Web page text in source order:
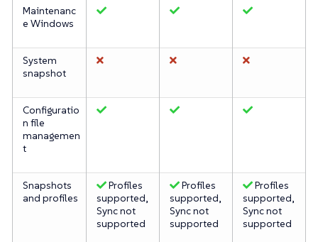
Maintenanc
e Windows
System
snapshot
Configuratio
n file
managemen
t
Snapshots
and profiles
Profiles
supported,
Sync not
supported
Profiles
supported,
Sync not
supported
Profiles
supported,
Sync not
supported